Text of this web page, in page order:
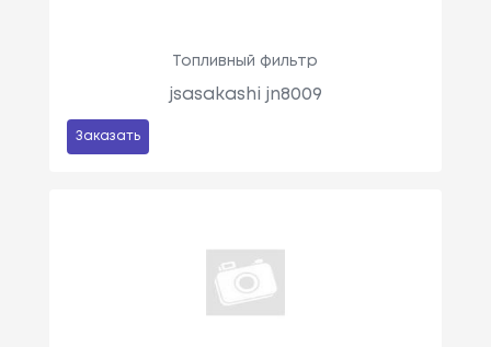
Топливный фильтр
jsasakashi jn8009
Заказать